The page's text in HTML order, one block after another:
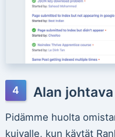
Alan
Pidämme huolta
kuivalle, kun käytät